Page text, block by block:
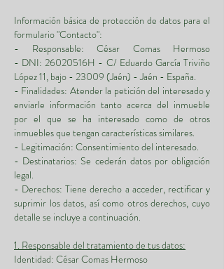
Información básica de protección de datos para el
formulario "Contacto":
- Responsable: César Comas Hermoso
- DNI: 26020516H - C/ Eduardo García Triviño
López 11, bajo - 23009 (Jaén) - Jaén - España.
- Finalidades: Atender la petición del interesado y
enviarle información tanto acerca del inmueble
por el que se ha interesado como de otros
inmuebles que tengan características similares.
- Legitimación: Consentimiento del interesado.
- Destinatarios: Se cederán datos por obligación
legal.
- Derechos: Tiene derecho a acceder, rectificar y
suprimir los datos, así como otros derechos, cuyo
detalle se incluye a continuación.
1. Responsable del tratamiento de tus datos:
Identidad: César Comas Hermoso